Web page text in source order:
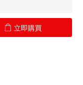
立即購買